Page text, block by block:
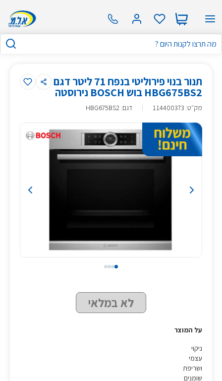
תנור בנוי פירוליטי בנפח 71 ליטר דגם
HBG675BS2 בוש BOSCH נירוסטה
מק״ט:
114400373 דגם: HBG675BS2
לא במלאי
על המוצר
ניקוי
עצמי
ושריפת
שומנים